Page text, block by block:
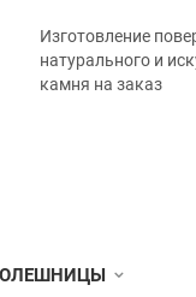
Изготовление
натурального и
камня на заказ